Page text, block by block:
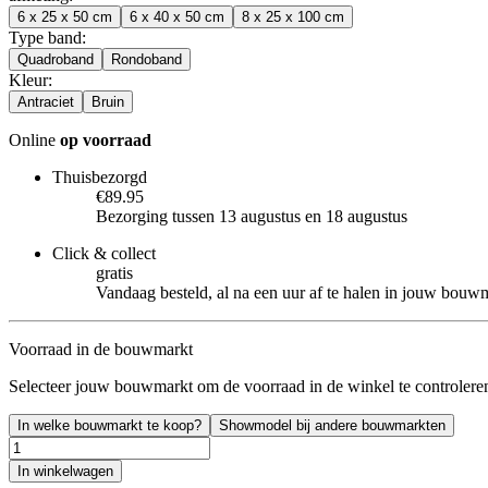
6 x 25 x 50 cm 6 x 40 x 50 cm 8 x 25 x 100 cm
Type band:
Quadroband Rondoband
Kleur:
Antraciet Bruin
Online op voorraad
Thuisbezorgd
€89.95
Bezorging tussen 13 augustus en 18 augustus
Click & collect
gratis
Vandaag besteld, al na een uur af te halen in jouw
Voorraad in de bouwmarkt
Selecteer jouw bouwmarkt om de voorraad in de winkel te
In welke bouwmarkt te koop? Showmodel bij andere bouwmarkten
In winkelwagen